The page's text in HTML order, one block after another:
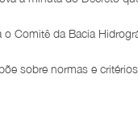
o Comitê da Bacia
sobre normas e